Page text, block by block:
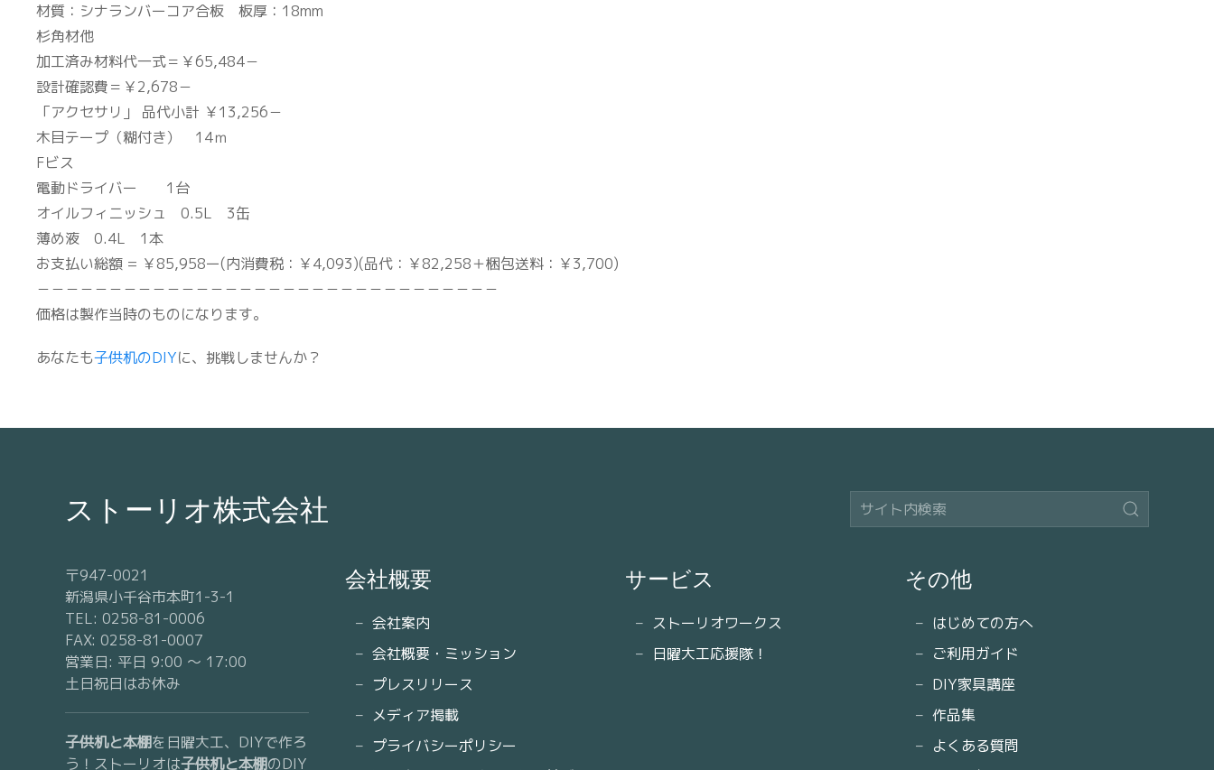
材質：シナランバーコア合板 板厚：18mm
杉角材他
加工済み材料代一式＝￥65,484－
設計確認費＝￥2,678－
「アクセサリ」 品代小計 ￥13,256－
木目テープ（糊付き） 14ｍ
Fビス
電動ドライバー 1台
オイルフィニッシュ 0.5L 3缶
薄め液 0.4L 1本
お支払い総額 = ￥85,958ー(内消費税：￥4,093)(品代：￥82,258＋梱包送料：￥3,700)
－－－－－－－－－－－－－－－－－－－－－－－－－－－－－－－－
価格は製作当時のものになります。
あなたも子供机のDIYに、挑戦しませんか？
ストーリオ株式会社
〒947-0021
新潟県小千谷市本町1-3-1
TEL: 0258-81-0006
FAX: 0258-81-0007
営業日: 平日 9:00 〜 17:00
土日祝日はお休み
子供机と本棚を日曜大工、DIYで作ろ
う！ストーリオは子供机と本棚のDIY
会社概要
会社案内
会社概要・ミッション
プレスリリース
メディア掲載
プライバシーポリシー
サービス
ストーリオワークス
日曜大工応援隊！
その他
はじめての方へ
ご利用ガイド
DIY家具講座
作品集
よくある質問